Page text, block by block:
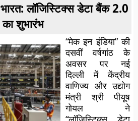
लॉजिस्टिक्स डेटा बैंक 2.0
का शुभारंभ
“मेक इन इंडिया” की
दसवीं वर्षगांठ के
अवसर पर नई
दिल्ली में केंद्रीय
वाणिज्य और उद्योग
मंत्री श्री पीयूष
गोयल ने